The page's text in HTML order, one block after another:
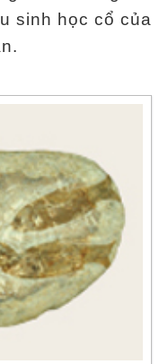
sinh học cổ của